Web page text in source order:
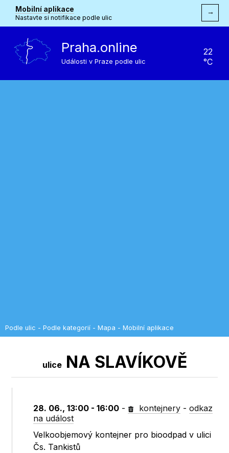
Mobilní aplikace
Nastavte si notifikace podle ulic
→
Praha.online
Události v Praze podle ulic
22
°C
Podle ulic - Podle kategorií - Mapa - Mobilní aplikace
uliceNA SLAVÍKOVĚ
28. 06., 13:00 - 16:00 - kontejnery -odkaz
na událost
Velkoobjemový kontejner pro bioodpad v ulici
Čs. Tankistů